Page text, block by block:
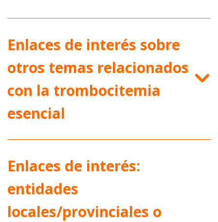
Enlaces de interés sobre
otros temas relacionados
con la trombocitemia
esencial
Enlaces de interés:
entidades
locales/provinciales o